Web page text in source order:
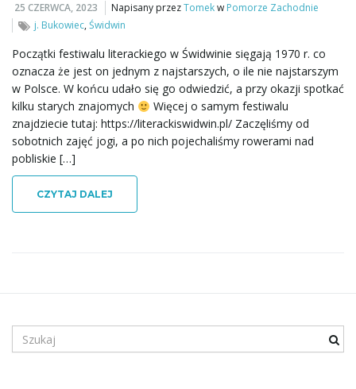
25 CZERWCA, 2023 Napisany przezTomekw Pomorze Zachodnie
j. Bukowiec,Świdwin
Początki festiwalu literackiego w Świdwinie sięgają 1970 r. co
oznacza że jest on jednym z najstarszych, o ile nie najstarszym
w Polsce. W końcu udało się go odwiedzić, a przy okazji spotkać
kilku starych znajomych
Więcej o samym festiwalu
znajdziecie tutaj: https://literackiswidwin.pl/ Zaczęliśmy od
sobotnich zajęć jogi, a po nich pojechaliśmy rowerami nad
pobliskie […]
CZYTAJ DALEJ
z